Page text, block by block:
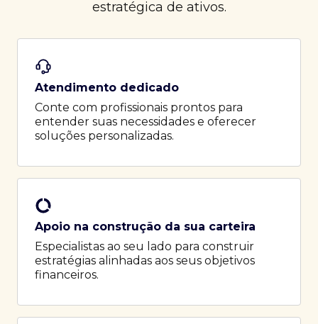
estratégica de ativos.
Atendimento dedicado
Conte com profissionais prontos para
entender suas necessidades e oferecer
soluções personalizadas.
Apoio na construção da sua carteira
Especialistas ao seu lado para construir
estratégias alinhadas aos seus objetivos
financeiros.